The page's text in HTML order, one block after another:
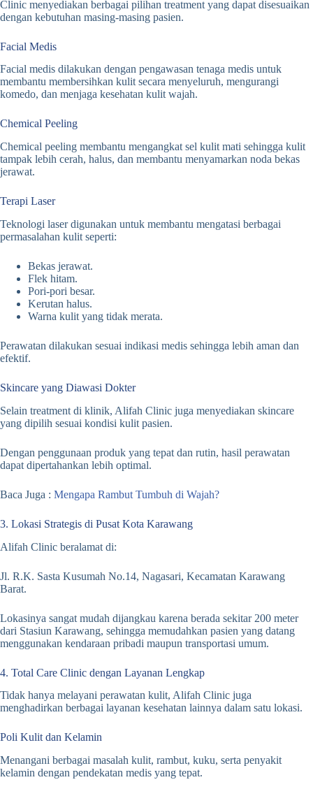
Clinic menyediakan berbagai pilihan treatment yang dapat disesuaikan
dengan kebutuhan masing-masing pasien.
Facial Medis
Facial medis dilakukan dengan pengawasan tenaga medis untuk
membantu membersihkan kulit secara menyeluruh, mengurangi
komedo, dan menjaga kesehatan kulit wajah.
Chemical Peeling
Chemical peeling membantu mengangkat sel kulit mati sehingga kulit
tampak lebih cerah, halus, dan membantu menyamarkan noda bekas
jerawat.
Terapi Laser
Teknologi laser digunakan untuk membantu mengatasi berbagai
permasalahan kulit seperti:
Bekas jerawat.
Flek hitam.
Pori-pori besar.
Kerutan halus.
Warna kulit yang tidak merata.
Perawatan dilakukan sesuai indikasi medis sehingga lebih aman dan
efektif.
Skincare yang Diawasi Dokter
Selain treatment di klinik, Alifah Clinic juga menyediakan skincare
yang dipilih sesuai kondisi kulit pasien.
Dengan penggunaan produk yang tepat dan rutin, hasil perawatan
dapat dipertahankan lebih optimal.
Baca Juga : Mengapa Rambut Tumbuh di Wajah?
3. Lokasi Strategis di Pusat Kota Karawang
Alifah Clinic beralamat di:
Jl. R.K. Sasta Kusumah No.14, Nagasari, Kecamatan Karawang
Barat.
Lokasinya sangat mudah dijangkau karena berada sekitar 200 meter
dari Stasiun Karawang, sehingga memudahkan pasien yang datang
menggunakan kendaraan pribadi maupun transportasi umum.
4. Total Care Clinic dengan Layanan Lengkap
Tidak hanya melayani perawatan kulit, Alifah Clinic juga
menghadirkan berbagai layanan kesehatan lainnya dalam satu lokasi.
Poli Kulit dan Kelamin
Menangani berbagai masalah kulit, rambut, kuku, serta penyakit
kelamin dengan pendekatan medis yang tepat.